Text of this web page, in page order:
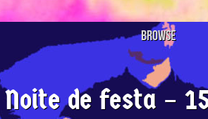
Browse
Noite de festa –